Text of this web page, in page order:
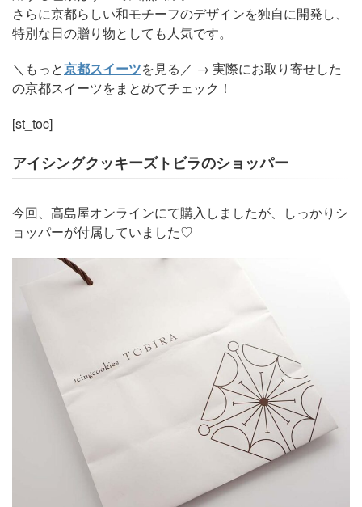
さらに京都らしい和モチーフのデザインを独自に開発し、
特別な日の贈り物としても人気です。
＼もっと京都スイーツを見る／ → 実際にお取り寄せした
の京都スイーツをまとめてチェック！
[st_toc]
アイシングクッキーズトビラのショッパー
今回、高島屋オンラインにて購入しましたが、しっかりシ
ョッパーが付属していました♡